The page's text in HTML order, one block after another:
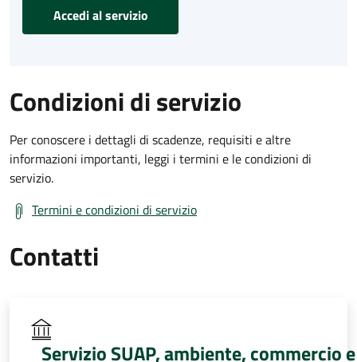
Accedi al servizio
Condizioni di servizio
Per conoscere i dettagli di scadenze, requisiti e altre
informazioni importanti, leggi i termini e le condizioni di
servizio.
Termini e condizioni di servizio
Contatti
Servizio SUAP, ambiente, commercio e